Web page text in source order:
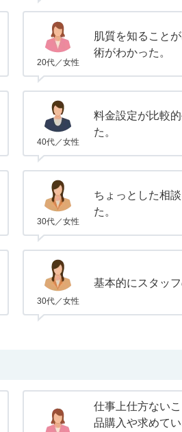
20代／女性
肌質を知ること
術がわかった。
40代／女性
料金設定が比較
た。
30代／女性
ちょっとした相
た。
30代／女性
基本的にスタッ
仕事上仕方ない
品購入や求めて